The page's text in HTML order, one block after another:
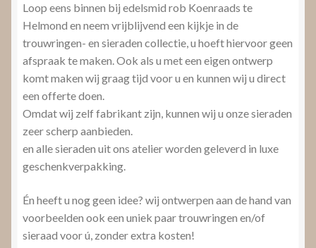
Loop eens binnen bij edelsmid rob Koenraads te
Helmond en neem vrijblijvend een kijkje in de
trouwringen- en sieraden collectie, u hoeft hiervoor geen
afspraak te maken. Ook als u met een eigen ontwerp
komt maken wij graag tijd voor u en kunnen wij u direct
een offerte doen.
Omdat wij zelf fabrikant zijn, kunnen wij u onze sieraden
zeer scherp aanbieden.
en alle sieraden uit ons atelier worden geleverd in luxe
geschenkverpakking.
Én heeft u nog geen idee? wij ontwerpen aan de hand van
voorbeelden ook een uniek paar trouwringen en/of
sieraad voor ú, zonder extra kosten!